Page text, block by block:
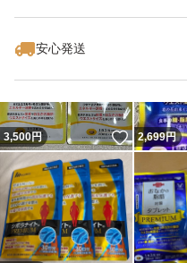
安心発送
3,500円 いいね！
2,699円